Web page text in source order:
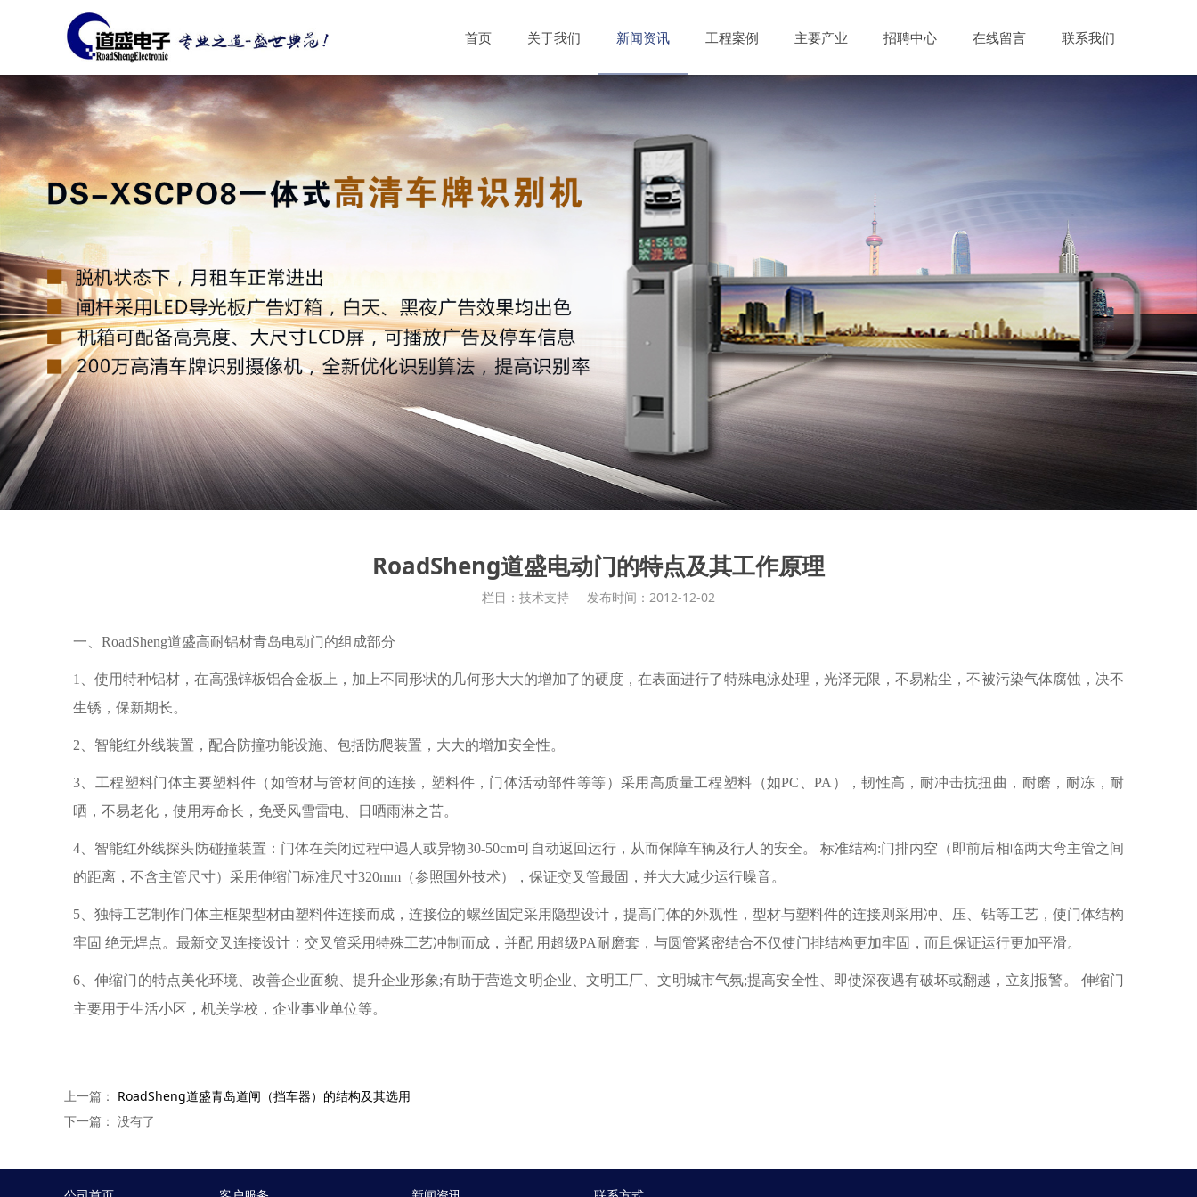
首页 关于我们 新闻资讯 工程案例 主要产业 招聘中心 在线留言 联系我们
RoadSheng道盛电动门的特点及其工作原理
栏目：技术支持 发布时间：2012-12-02
一、RoadSheng道盛高耐铝材青岛电动门的组成部分
1、使用特种铝材，在高强锌板铝合金板上，加上不同形状的几何形大大的增加了的硬度，在表面进行了特殊电泳处理，光泽无限，不易粘尘，不被污染气体腐蚀，决不
生锈，保新期长。
2、智能红外线装置，配合防撞功能设施、包括防爬装置，大大的增加安全性。
3、工程塑料门体主要塑料件（如管材与管材间的连接，塑料件，门体活动部件等等）采用高质量工程塑料（如PC、PA），韧性高，耐冲击抗扭曲，耐磨，耐冻，耐
晒，不易老化，使用寿命长，免受风雪雷电、日晒雨淋之苦。
4、智能红外线探头防碰撞装置：门体在关闭过程中遇人或异物30-50cm可自动返回运行，从而保障车辆及行人的安全。 标准结构:门排内空（即前后相临两大弯主管之间
的距离，不含主管尺寸）采用伸缩门标准尺寸320mm（参照国外技术），保证交叉管最固，并大大减少运行噪音。
5、独特工艺制作门体主框架型材由塑料件连接而成，连接位的螺丝固定采用隐型设计，提高门体的外观性，型材与塑料件的连接则采用冲、压、钻等工艺，使门体结构
牢固 绝无焊点。最新交叉连接设计：交叉管采用特殊工艺冲制而成，并配 用超级PA耐磨套，与圆管紧密结合不仅使门排结构更加牢固，而且保证运行更加平滑。
6、伸缩门的特点美化环境、改善企业面貌、提升企业形象;有助于营造文明企业、文明工厂、文明城市气氛;提高安全性、即使深夜遇有破坏或翻越，立刻报警。 伸缩门
主要用于生活小区，机关学校，企业事业单位等。
上一篇： RoadSheng道盛青岛道闸（挡车器）的结构及其选用
下一篇： 没有了